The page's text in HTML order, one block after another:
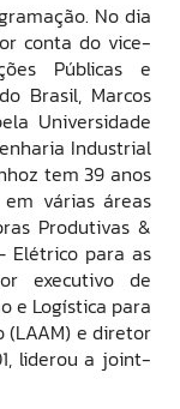
No dia
conta do vice-
Públicas e
Brasil, Marcos
Universidade
Industrial
tem 39 anos
várias áreas
Produtivas &
Elétrico para as
executivo de
e Logística para
(LAAM) e diretor
liderou a joint-